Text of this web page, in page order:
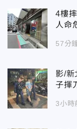
4樓
人命
57分
影/新
子揮
3小時